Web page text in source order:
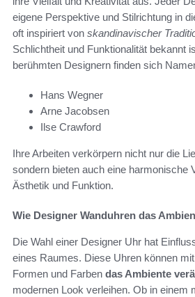
eigene Perspektive und Stilrichtung in
oft inspiriert von skandinavischer
Schlichtheit und Funktionalität bekannt
berühmten Designern finden sich
Hans Wegner
Arne Jacobsen
Ilse Crawford
Ihre Arbeiten verkörpern nicht nur die
sondern bieten auch eine harmonische
Ästhetik und Funktion.
Wie Designer Wanduhren das
Die Wahl einer Designer Uhr hat
eines Raumes. Diese Uhren können
Formen und Farben das Ambiente
modernen Look verleihen. Ob in einem